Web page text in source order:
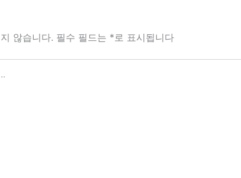
않습니다. 필수 필드는 *로 표시됩니다